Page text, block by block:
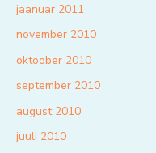
jaanuar 2011
november 2010
oktoober 2010
september 2010
august 2010
juuli 2010